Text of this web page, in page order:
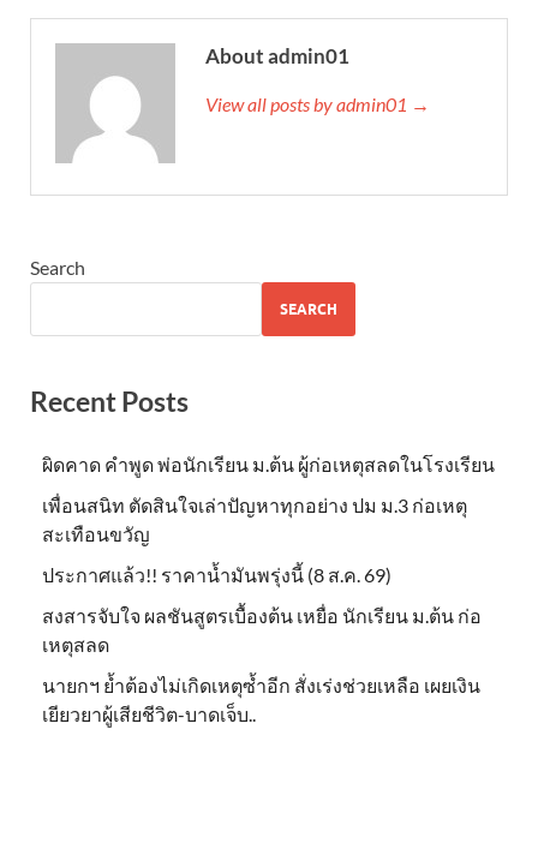
About admin01
View all posts by admin01 →
Search
SEARCH
Recent Posts
ผิดคาด คำพูด พ่อนักเรียน ม.ต้น ผู้ก่อเหตุสลดในโรงเรียน
เพื่อนสนิท ตัดสินใจเล่าปัญหาทุกอย่าง ปม ม.3 ก่อเหตุ
สะเทือนขวัญ
ประกาศแล้ว!! ราคาน้ำมันพรุ่งนี้ (8 ส.ค. 69)
สงสารจับใจ ผลชันสูตรเบื้องต้น เหยื่อ นักเรียน ม.ต้น ก่อ
เหตุสลด
นายกฯ ย้ำต้องไม่เกิดเหตุซ้ำอีก สั่งเร่งช่วยเหลือ เผยเงิน
เยียวยาผู้เสียชีวิต-บาดเจ็บ..